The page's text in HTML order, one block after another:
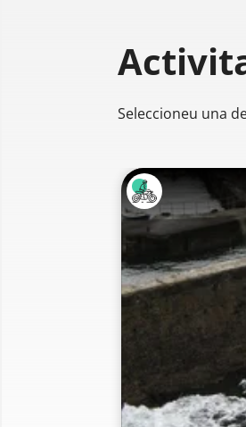
Seleccioneu una